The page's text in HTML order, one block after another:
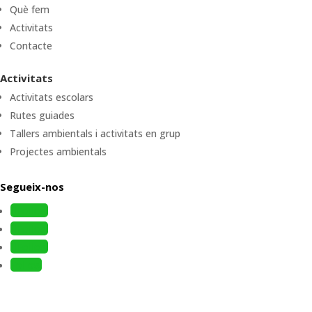
Què fem
Activitats
Contacte
Activitats
Activitats escolars
Rutes guiades
Tallers ambientals i activitats en grup
Projectes ambientals
Segueix-nos
Follow
Follow
Follow
Follow